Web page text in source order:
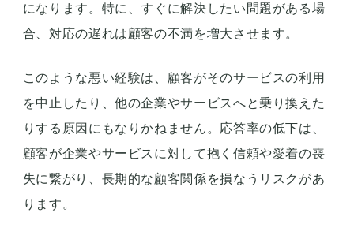
になります。特に、すぐに解決したい問題がある場
合、対応の遅れは顧客の不満を増大させます。
このような悪い経験は、顧客がそのサービスの利用
を中止したり、他の企業やサービスへと乗り換えた
りする原因にもなりかねません。応答率の低下は、
顧客が企業やサービスに対して抱く信頼や愛着の喪
失に繋がり、長期的な顧客関係を損なうリスクがあ
ります。